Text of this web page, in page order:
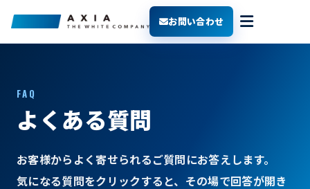
お問い合わせ
FAQ
よくある質問
お客様からよく寄せられるご質問にお答えします。
気になる質問をクリックすると、その場で回答が開き